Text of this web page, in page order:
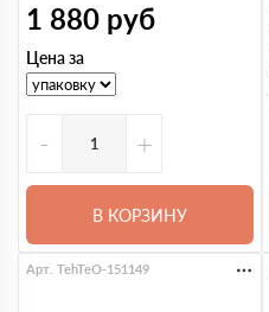
1 880 руб
Цена за
- +
В КОРЗИНУ
Арт. TehTeO-151149